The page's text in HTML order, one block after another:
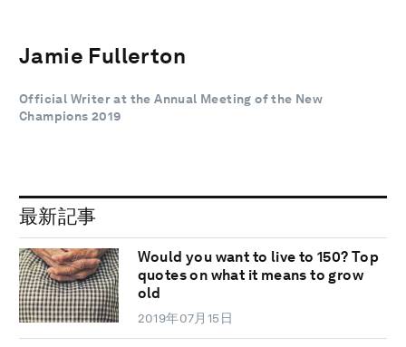
Jamie Fullerton
Official Writer at the Annual Meeting of the New
Champions 2019
最新記事
Would you want to live to 150? Top
quotes on what it means to grow
old
2019年07月15日